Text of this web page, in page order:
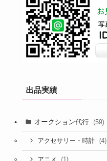
出品実績
オークション代行 (59)
アクセサリー・時計 (4)
(1)